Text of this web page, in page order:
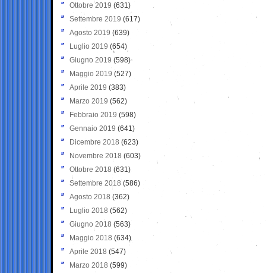
Ottobre 2019 (631)
Settembre 2019 (617)
Agosto 2019 (639)
Luglio 2019 (654)
Giugno 2019 (598)
Maggio 2019 (527)
Aprile 2019 (383)
Marzo 2019 (562)
Febbraio 2019 (598)
Gennaio 2019 (641)
Dicembre 2018 (623)
Novembre 2018 (603)
Ottobre 2018 (631)
Settembre 2018 (586)
Agosto 2018 (362)
Luglio 2018 (562)
Giugno 2018 (563)
Maggio 2018 (634)
Aprile 2018 (547)
Marzo 2018 (599)